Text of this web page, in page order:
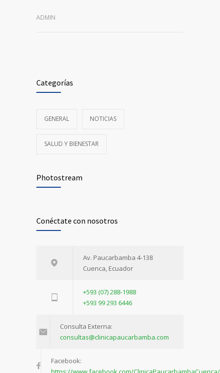
ADMIN
Categorías
GENERAL NOTICIAS
SALUD Y BIENESTAR
Photostream
Conéctate con nosotros
Av. Paucarbamba 4-138
Cuenca, Ecuador
+593 (07) 288-1988
+593 99 293 6446
Consulta Externa:
consultas@clinicapaucarbamba.com
Facebook: